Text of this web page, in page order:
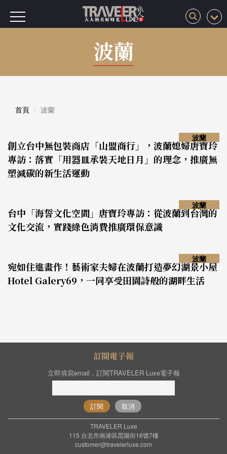
波蘭
首頁 波蘭
創立台中無包裝商店「山盟商行」，波蘭媳婦唐寶玲
專訪：落實「用器皿承裝天地日月」的理念，推廣無
塑減碳的新生活運動
波蘭
台中「海誓文化空間」唐寶玲專訪：從波蘭到台灣的
文化交流，實踐綠色消費推廣環保意識
波蘭
宛如住進畫作！藝術家夫婦在波蘭打造夢幻湖景小屋
Hotel Galery69，一同享受田園詩般的湖畔生活
波蘭
訂閱電子報
立即填寫email，訂閱TRAVELER Luxe電子報
訂閱 取消
TRAVELER Luxe
115 台北市南港區昆陽街16號7樓
customer@travelerluxe.com